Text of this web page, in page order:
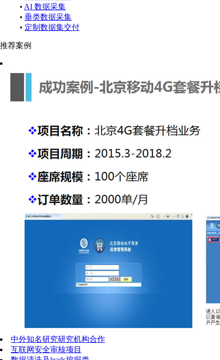
• AI 数据采集
• 垂类数据采集
• 定制数据集交付
推荐案例
中外知名研究研究机构合作
互联网安全审核项目